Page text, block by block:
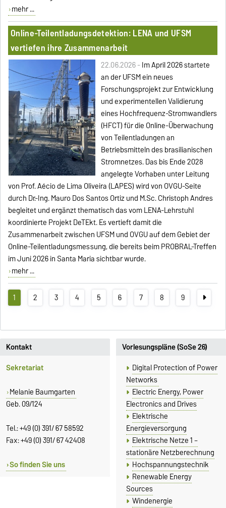
mehr ...
Online-Teilentladungsdetektion: LENA und UFSM
vertiefen ihre Zusammenarbeit
22.06.2026 -Im April 2026 startete
an der UFSM ein neues
Forschungsprojekt zur Entwicklung
und experimentellen Validierung
eines Hochfrequenz-Stromwandlers
(HFCT) für die Online-Überwachung
von Teilentladungen an
Betriebsmitteln des brasilianischen
Stromnetzes. Das bis Ende 2028
angelegte Vorhaben unter Leitung
von Prof. Aécio de Lima Oliveira (LAPES) wird von OVGU-Seite
durch Dr.-Ing. Mauro Dos Santos Ortiz und M.Sc. Christoph Andres
begleitet und ergänzt thematisch das vom LENA-Lehrstuhl
koordinierte Projekt DeTEkt. Es vertieft damit die
Zusammenarbeit zwischen UFSM und OVGU auf dem Gebiet der
Online-Teilentladungsmessung, die bereits beim PROBRAL-Treffen
im Juni 2026 in Santa Maria sichtbar wurde.
mehr ...
1 2 3 4 5 6 7 8 9
Vorlesungspläne (SoSe 26)
Digital Protection of Power
Networks
Electric Energy, Power
Electronics and Drives
Elektrische
Energieversorgung
Elektrische Netze 1 –
stationäre Netzberechnung
Hochspannungstechnik
Renewable Energy
Sources
Windenergie
Kontakt
Sekretariat
Melanie Baumgarten
Geb. 09/124
Tel.: +49 (0) 391/ 67 58592
Fax: +49 (0) 391/ 67 42408
So finden Sie uns